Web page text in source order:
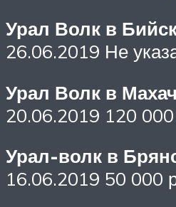
Урал Волк в
26.06.2019 Не
Урал Волк в
20.06.2019 120 000
Урал-волк в
16.06.2019 50 000